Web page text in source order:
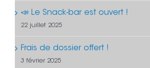
📣 Le Snack-bar est ouvert !
22 juillet 2025
Frais de dossier offert !
3 février 2025